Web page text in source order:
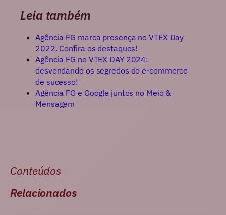
Leia também
Agência FG marca presença no VTEX Day
2022. Confira os destaques!
Agência FG no VTEX DAY 2024:
desvendando os segredos do e-commerce
de sucesso!
Agência FG e Google juntos no Meio &
Mensagem
Conteúdos
Relacionados